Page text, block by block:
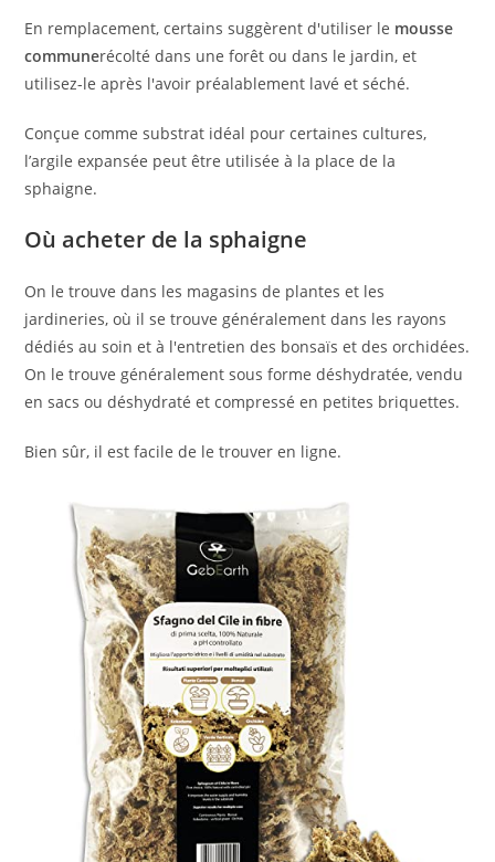
En remplacement, certains suggèrent d'utiliser le mousse
communerécolté dans une forêt ou dans le jardin, et
utilisez-le après l'avoir préalablement lavé et séché.
Conçue comme substrat idéal pour certaines cultures,
l’argile expansée peut être utilisée à la place de la
sphaigne.
Où acheter de la sphaigne
On le trouve dans les magasins de plantes et les
jardineries, où il se trouve généralement dans les rayons
dédiés au soin et à l'entretien des bonsaïs et des orchidées.
On le trouve généralement sous forme déshydratée, vendu
en sacs ou déshydraté et compressé en petites briquettes.
Bien sûr, il est facile de le trouver en ligne.